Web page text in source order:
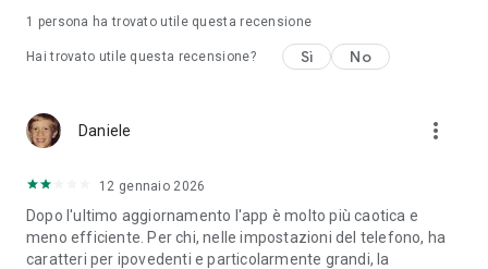
1 persona ha trovato utile questa recensione
Hai trovato utile questa recensione? Sì No
Daniele more_vert
12 gennaio 2026
Dopo l'ultimo aggiornamento l'app è molto più caotica e
meno efficiente. Per chi, nelle impostazioni del telefono, ha
caratteri per ipovedenti e particolarmente grandi, la